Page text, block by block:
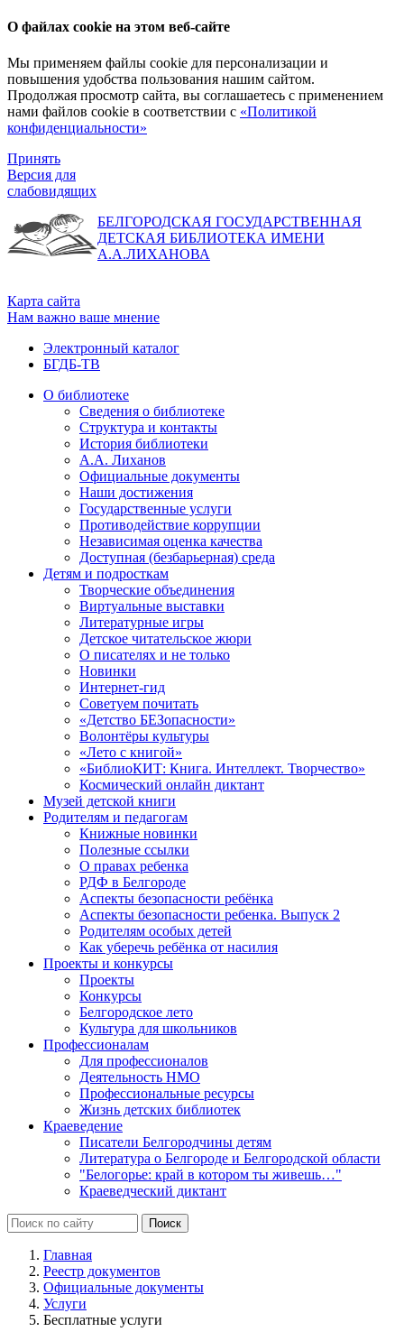
О файлах cookie на этом веб-сайте
Мы применяем файлы cookie для персонализации и
повышения удобства пользования нашим сайтом.
Продолжая просмотр сайта, вы соглашаетесь с применением
нами файлов cookie в соответствии с «Политикой
конфиденциальности»
Принять
Версия для
слабовидящих
БЕЛГОРОДСКАЯ ГОСУДАРСТВЕННАЯ
ДЕТСКАЯ БИБЛИОТЕКА ИМЕНИ
А.А.ЛИХАНОВА
Карта сайта
Нам важно ваше мнение
Электронный каталог
БГДБ-ТВ
О библиотеке
Сведения о библиотеке
Структура и контакты
История библиотеки
А.А. Лиханов
Официальные документы
Наши достижения
Государственные услуги
Противодействие коррупции
Независимая оценка качества
Доступная (безбарьерная) среда
Детям и подросткам
Творческие объединения
Виртуальные выставки
Литературные игры
Детское читательское жюри
О писателях и не только
Новинки
Интернет-гид
Советуем почитать
«Детство БЕЗопасности»
Волонтёры культуры
«Лето с книгой»
«БиблиоКИТ: Книга. Интеллект. Творчество»
Космический онлайн диктант
Музей детской книги
Родителям и педагогам
Книжные новинки
Полезные ссылки
О правах ребенка
РДФ в Белгороде
Аспекты безопасности ребёнка
Аспекты безопасности ребенка. Выпуск 2
Родителям особых детей
Как уберечь ребёнка от насилия
Проекты и конкурсы
Проекты
Конкурсы
Белгородское лето
Культура для школьников
Профессионалам
Для профессионалов
Деятельность НМО
Профессиональные ресурсы
Жизнь детских библиотек
Краеведение
Писатели Белгородчины детям
Литература о Белгороде и Белгородской области
"Белогорье: край в котором ты живешь…"
Краеведческий диктант
Главная
Реестр документов
Официальные документы
Услуги
Бесплатные услуги